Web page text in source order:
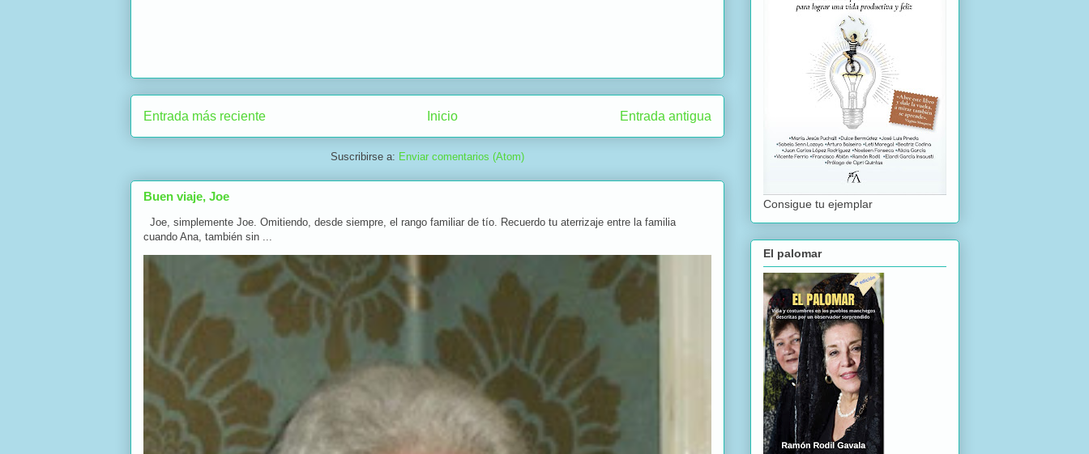
Entrada más reciente Entrada antigua
Inicio
Suscribirse a: Enviar comentarios (Atom)
Buen viaje, Joe
Joe, simplemente Joe. Omitiendo, desde siempre, el rango familiar de tío. Recuerdo tu aterrizaje entre la familia
cuando Ana, también sin ...
Consigue tu ejemplar
El palomar